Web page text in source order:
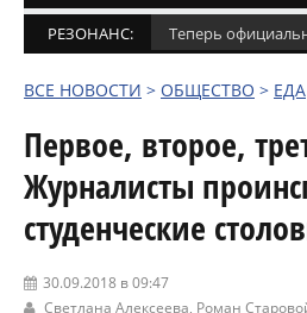
РЕЗОНАНС: Теперь
ВСЕ НОВОСТИ > ОБЩЕСТВО > ЕДА
Первое, второе,
Журналисты
студенческие
30.09.2018 в 09:47
Светлана Алексеева, Роман